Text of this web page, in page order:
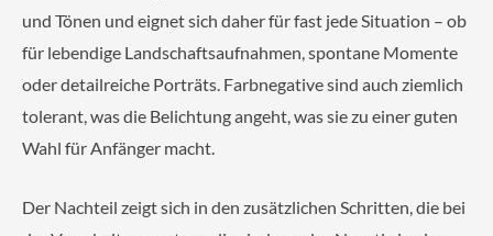
und Tönen und eignet sich daher für fast jede Situation – ob
für lebendige Landschaftsaufnahmen, spontane Momente
oder detailreiche Porträts. Farbnegative sind auch ziemlich
tolerant, was die Belichtung angeht, was sie zu einer guten
Wahl für Anfänger macht.
Der Nachteil zeigt sich in den zusätzlichen Schritten, die bei